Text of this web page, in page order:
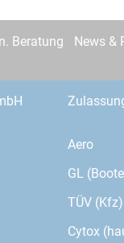
Beratung News &
Aero
GL
TÜV (Kfz)
Cytox